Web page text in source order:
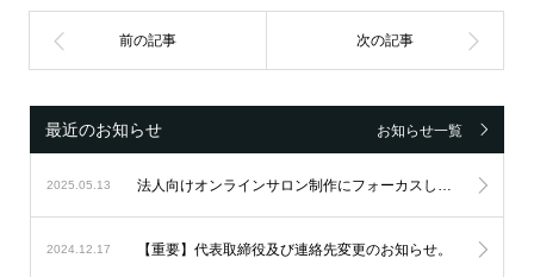
最近のお知らせ お知らせ一覧
2025.05.13
2024.12.17 【重要】代表取締役及び連絡先変更のお知らせ。